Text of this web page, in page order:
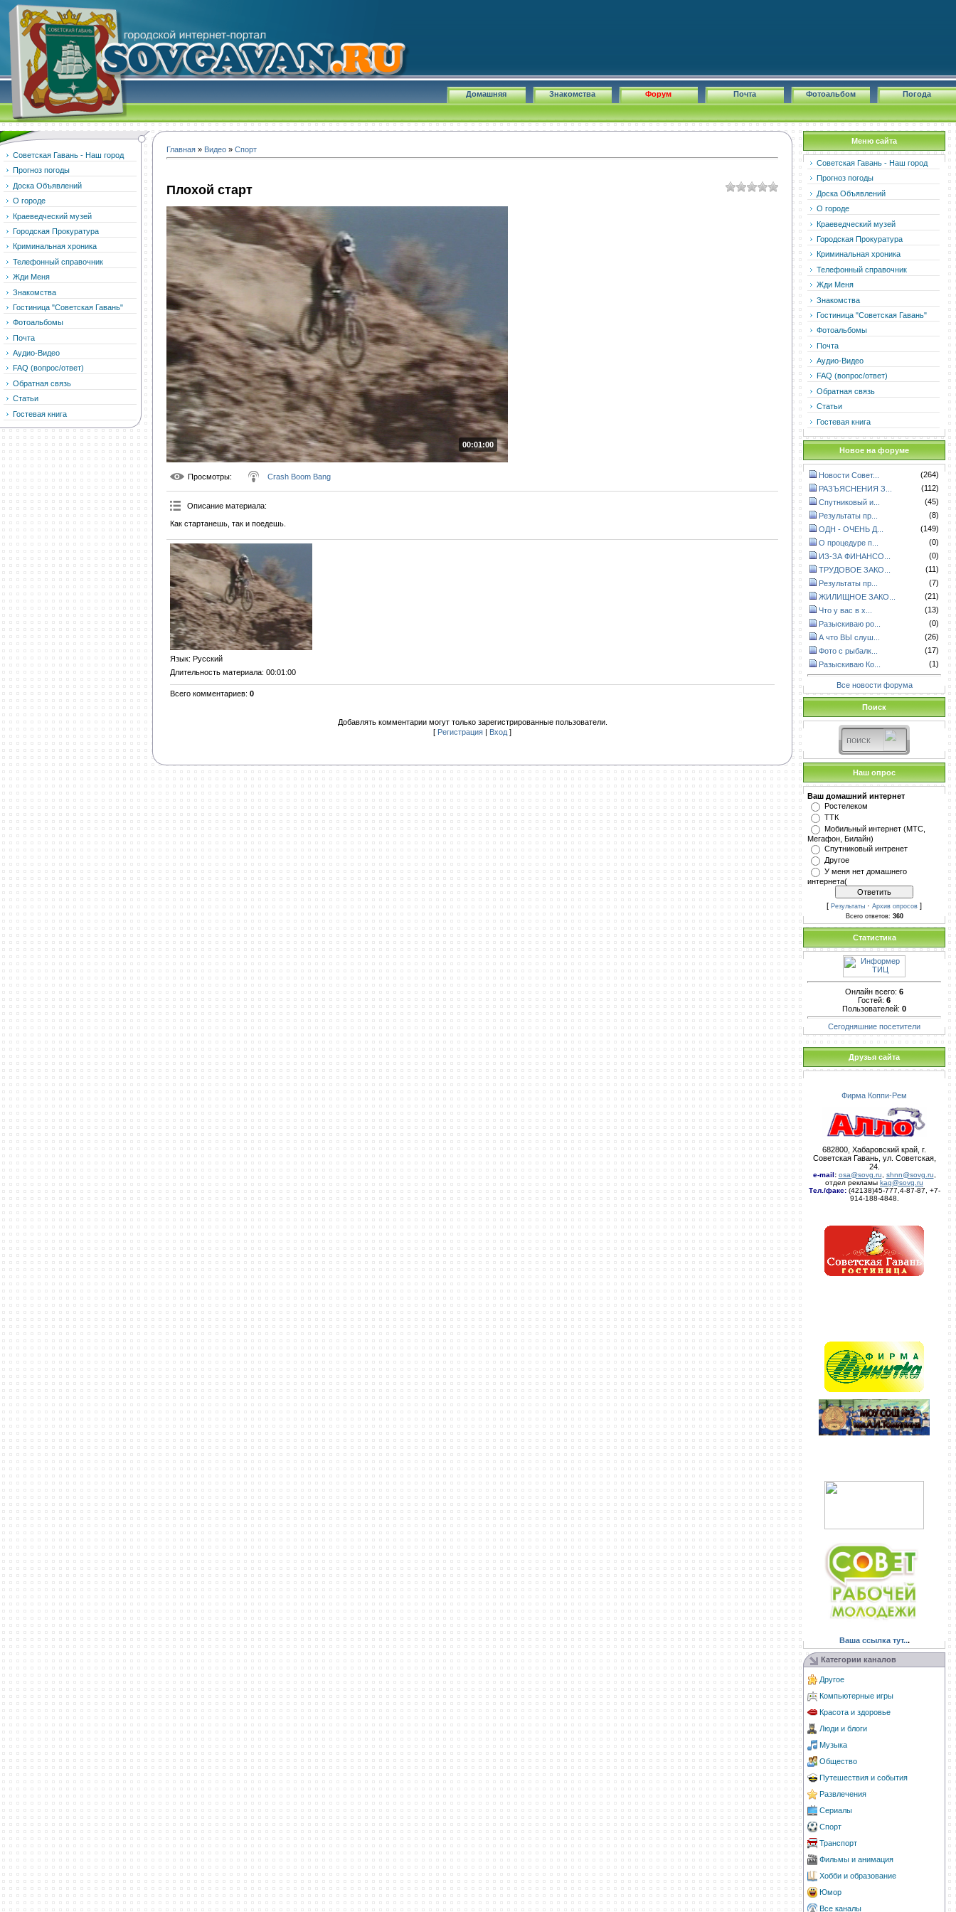
Погода
Фотоальбом
Почта
Форум
Знакомства
Домашняя
Советская Гавань - Наш город
Прогноз погоды
Доска Объявлений
О городе
Краеведческий музей
Городская Прокуратура
Криминальная хроника
Телефонный справочник
Жди Меня
Знакомства
Гостиница "Советская Гавань"
Фотоальбомы
Почта
Аудио-Видео
FAQ (вопрос/ответ)
Обратная связь
Статьи
Гостевая книга
Главная » Видео » Спорт
Плохой старт
00:01:00
Просмотры: Crash Boom Bang
Описание материала:
Как стартанешь, так и поедешь.
Язык: Русский
Длительность материала: 00:01:00
Всего комментариев: 0
Добавлять комментарии могут только зарегистрированные пользователи.
[ Регистрация | Вход ]
Меню сайта
Советская Гавань - Наш город
Прогноз погоды
Доска Объявлений
О городе
Краеведческий музей
Городская Прокуратура
Криминальная хроника
Телефонный справочник
Жди Меня
Знакомства
Гостиница "Советская Гавань"
Фотоальбомы
Почта
Аудио-Видео
FAQ (вопрос/ответ)
Обратная связь
Статьи
Гостевая книга
Новое на форуме
Новости Совет...
(264)
РАЗЪЯСНЕНИЯ З...
(112)
Спутниковый и...
(45)
Результаты пр...
(8)
ОДН - ОЧЕНЬ Д...
(149)
О процедуре п...
(0)
ИЗ-ЗА ФИНАНСО...
(0)
ТРУДОВОЕ ЗАКО...
(11)
Результаты пр...
(7)
ЖИЛИЩНОЕ ЗАКО...
(21)
Что у вас в х...
(13)
Разыскиваю ро...
(0)
А что ВЫ слуш...
(26)
Фото с рыбалк...
(17)
Разыскиваю Ко...
(1)
Все новости форума
Поиск
Наш опрос
Ваш домашний интернет
Ростелеком
ТТК
Мобильный интернет (МТС,
Мегафон, Билайн)
Спутниковый интренет
Другое
У меня нет домашнего
интернета(
[ Результаты · Архив опросов ]
Всего ответов: 360
Статистика
Онлайн всего: 6
Гостей: 6
Пользователей: 0
Сегодняшние посетители
Друзья сайта
Фирма Коппи-Рем
682800, Хабаровский край, г.
Советская Гавань, ул. Советская,
24.
e-mail: osa@sovg.ru shnn@sovg.ru
отдел рекламы kag@sovg.ru
Тел./факс:(42138)45-777,4-87-87, +7-
914-188-4848.
Ваша ссылка тут...
Категории каналов
Другое
Компьютерные игры
Красота и здоровье
Люди и блоги
Музыка
Общество
Путешествия и события
Развлечения
Сериалы
Спорт
Транспорт
Фильмы и анимация
Хобби и образование
Юмор
Все каналы